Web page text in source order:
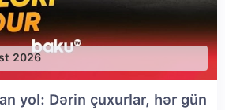
2026
yol: Dərin çuxurlar, hər gün